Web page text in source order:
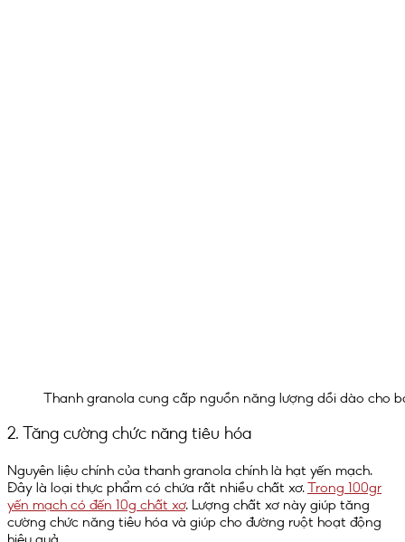
Thanh granola cung cấp nguồn năng lượng dồi dào cho
2. Tăng cường chức năng tiêu hóa
Nguyên liệu chính của thanh granola chính là hạt yến mạch.
Đây là loại thực phẩm có chứa rất nhiều chất xơ. Trong 100gr
yến mạch có đến 10g chất xơ. Lượng chất xơ này giúp tăng
cường chức năng tiêu hóa và giúp cho đường ruột hoạt động
hiệu quả.